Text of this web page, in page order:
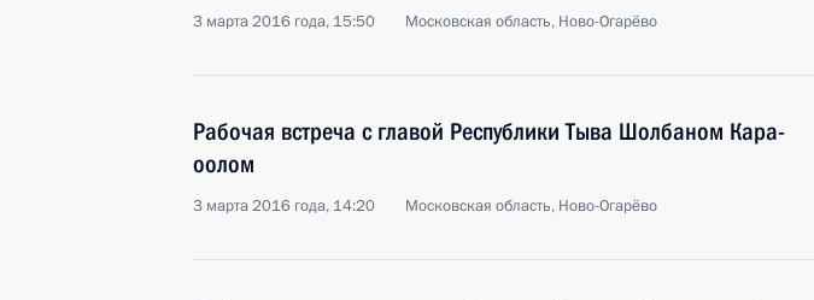
3 марта 2016 года, 15:50 Московская область, Ново-Огарёво
Рабочая встреча с главой Республики Тыва Шолбаном Кара-
оолом
3 марта 2016 года, 14:20 Московская область, Ново-Огарёво